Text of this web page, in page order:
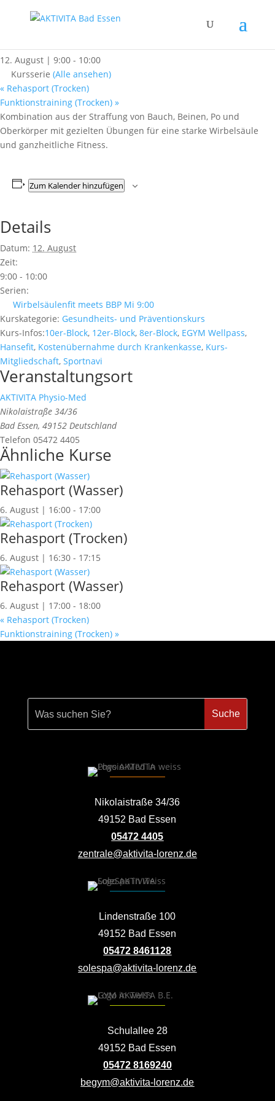
« Alle Kurse
12. August | 9:00 - 10:00
Kursserie (Alle ansehen)
« Rehasport (Trocken)
Funktionstraining (Trocken) »
Kombination aus der Straffung von Bauch, Beinen, Po und
Oberkörper mit gezielten Übungen für eine starke Wirbelsäule
und ganzheitliche Fitness.
Zum Kalender hinzufügen
Details
Datum: 12. August
Zeit:
9:00 - 10:00
Serien:
Wirbelsäulenfit meets BBP Mi 9:00
Kurskategorie: Gesundheits- und Präventionskurs
Kurs-Infos:10er-Block, 12er-Block, 8er-Block, EGYM Wellpass,
Hansefit, Kostenübernahme durch Krankenkasse, Kurs-
Mitgliedschaft, Sportnavi
Veranstaltungsort
AKTIVITA Physio-Med
Nikolaistraße 34/36
Bad Essen, 49152 Deutschland
Telefon 05472 4405
Ähnliche Kurse
Rehasport (Wasser)
6. August | 16:00 - 17:00
Rehasport (Trocken)
6. August | 16:30 - 17:15
Rehasport (Wasser)
6. August | 17:00 - 18:00
« Rehasport (Trocken)
Funktionstraining (Trocken) »
Nikolaistraße 34/36
49152 Bad Essen
05472 4405
zentrale@aktivita-lorenz.de
Lindenstraße 100
49152 Bad Essen
05472 8461128
solespa@aktivita-lorenz.de
Schulallee 28
49152 Bad Essen
05472 8169240
begym@aktivita-lorenz.de